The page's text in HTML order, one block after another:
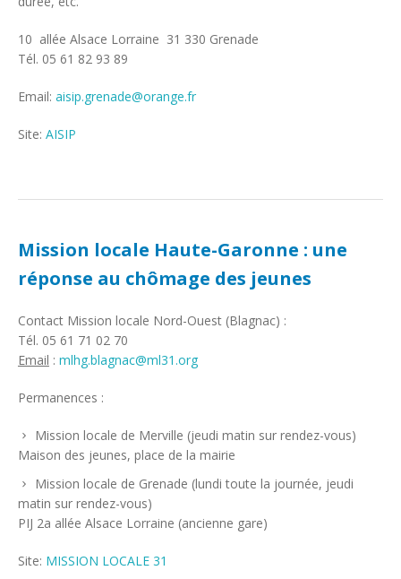
10 allée Alsace Lorraine 31 330 Grenade
Tél. 05 61 82 93 89
Email: aisip.grenade@orange.fr
Site: AISIP
Mission locale Haute-Garonne : une
réponse au chômage des jeunes
Contact Mission locale Nord-Ouest (Blagnac) :
Tél. 05 61 71 02 70
Email : mlhg.blagnac@ml31.org
Permanences :
Mission locale de Merville (jeudi matin sur rendez-vous)
Maison des jeunes, place de la mairie
Mission locale de Grenade (lundi toute la journée, jeudi
matin sur rendez-vous)
PIJ 2a allée Alsace Lorraine (ancienne gare)
Site: MISSION LOCALE 31